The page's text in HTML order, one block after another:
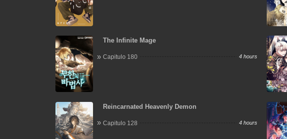
The Infinite Mage
Capitulo 180 4 hours
Reincarnated Heavenly Demon
Capitulo 128 4 hours